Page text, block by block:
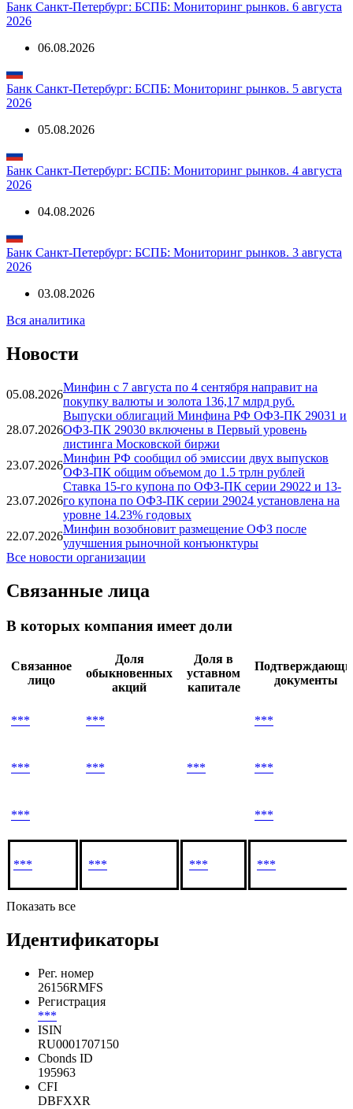
Банк Санкт-Петербург: БСПБ: Мониторинг рынков. 6 августа
2026
06.08.2026
Банк Санкт-Петербург: БСПБ: Мониторинг рынков. 5 августа
2026
05.08.2026
Банк Санкт-Петербург: БСПБ: Мониторинг рынков. 4 августа
2026
04.08.2026
Банк Санкт-Петербург: БСПБ: Мониторинг рынков. 3 августа
2026
03.08.2026
Вся аналитика
Новости
05.08.2026
Минфин с 7 августа по 4 сентября направит на
покупку валюты и золота 136,17 млрд руб.
28.07.2026
Выпуски облигаций Минфина РФ ОФЗ-ПК 29031 и
ОФЗ-ПК 29030 включены в Первый уровень
листинга Московской биржи
23.07.2026
Минфин РФ сообщил об эмиссии двух выпусков
ОФЗ-ПК общим объемом до 1.5 трлн рублей
23.07.2026
Ставка 15-го купона по ОФЗ-ПК серии 29022 и 13-
го купона по ОФЗ-ПК серии 29024 установлена на
уровне 14.23% годовых
22.07.2026
Минфин возобновит размещение ОФЗ после
улучшения рыночной конъюнктуры
Все новости организации
Связанные лица
В которых компания имеет доли
Связанное
лицо
Доля
обыкновенных
акций
Доля в
уставном
капитале
документы
*** *** ***
*** *** *** ***
*** ***
*** *** *** ***
Показать все
Идентификаторы
Рег. номер
26156RMFS
Регистрация
***
ISIN
RU0001707150
Cbonds ID
195963
CFI
DBFXXR